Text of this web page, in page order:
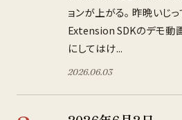
ョンが上がる。 昨晩いじ
Extension SDKのデモ動
にしてはけ...
2026.06.03